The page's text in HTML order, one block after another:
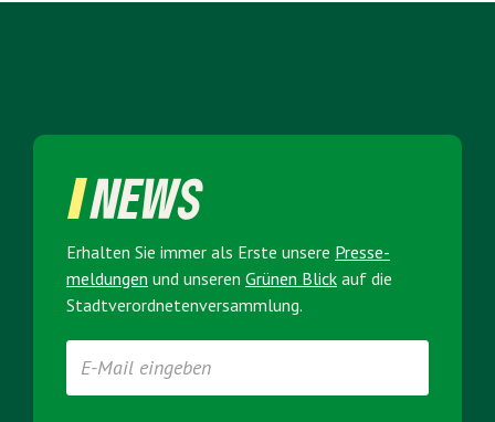
NEWS
Erhalten Sie immer als Erste unsere Presse­
meldungen und unseren Grünen Blick auf die
Stadt­verordneten­versammlung.